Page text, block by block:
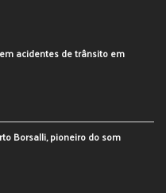
acidentes de trânsito em
Borsalli, pioneiro do som